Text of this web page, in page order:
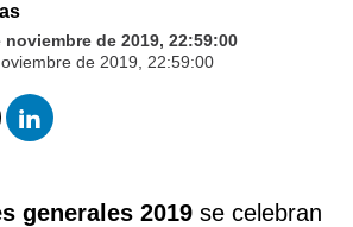
noviembre de 2019, 22:59:00
de 2019, 22:59:00
Linkedin
generales 2019 se celebran